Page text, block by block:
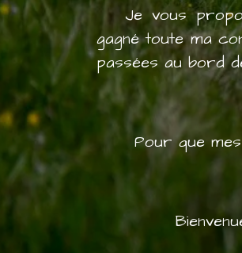
Je vous
gagné toute ma
passées au bord
Pour que